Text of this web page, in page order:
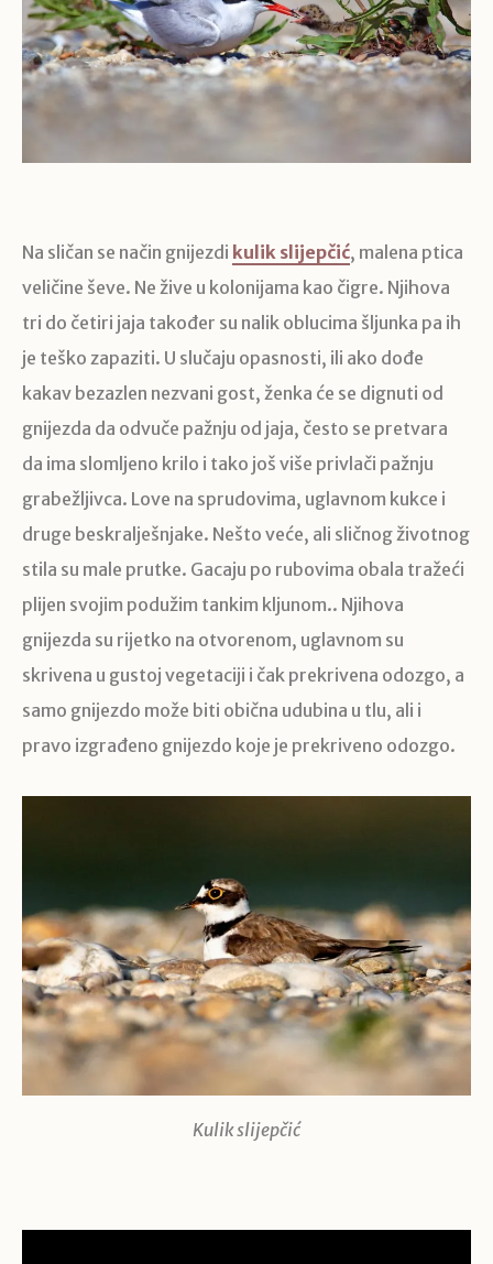
Na sličan se način gnijezdi kulik slijepčić, malena ptica
veličine ševe. Ne žive u kolonijama kao čigre. Njihova
tri do četiri jaja također su nalik oblucima šljunka pa ih
je teško zapaziti. U slučaju opasnosti, ili ako dođe
kakav bezazlen nezvani gost, ženka će se dignuti od
gnijezda da odvuče pažnju od jaja, često se pretvara
da ima slomljeno krilo i tako još više privlači pažnju
grabežljivca. Love na sprudovima, uglavnom kukce i
druge beskralješnjake. Nešto veće, ali sličnog životnog
stila su male prutke. Gacaju po rubovima obala tražeći
plijen svojim podužim tankim kljunom.. Njihova
gnijezda su rijetko na otvorenom, uglavnom su
skrivena u gustoj vegetaciji i čak prekrivena odozgo, a
samo gnijezdo može biti obična udubina u tlu, ali i
pravo izgrađeno gnijezdo koje je prekriveno odozgo.
Kulik slijepčić